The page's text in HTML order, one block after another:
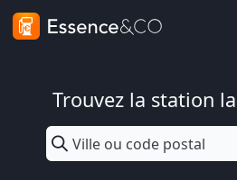
Trouvez la station